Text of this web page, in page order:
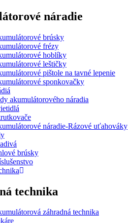
náradie
brúsky
frézy
hoblíky
leštičky
pištole na tavné lepenie
sponkovačky
akumulátorového náradia
náradie-Rázové uťahováky
brúsky
technika
záhradná technika